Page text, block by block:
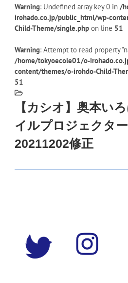
Warning: Undefined array key 0 in /
irohado.co.jp/public_html/wp-
Child-Theme/single.php on line 51
Warning: Attempt to read property
/home/tokyoecole01/o-
content/themes/o-irohdo-Child-
51
【カシオ】奥本い
イルプロジェクタ
20211202修正